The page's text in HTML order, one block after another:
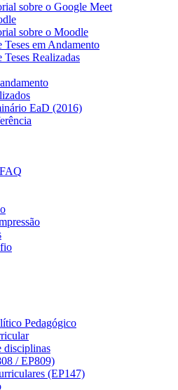
sobre o Google Meet
sobre o Moodle
Teses em Andamento
Teses Realizadas
EaD (2016)
Pedagógico
disciplinas
/ EP809)
(EP147)